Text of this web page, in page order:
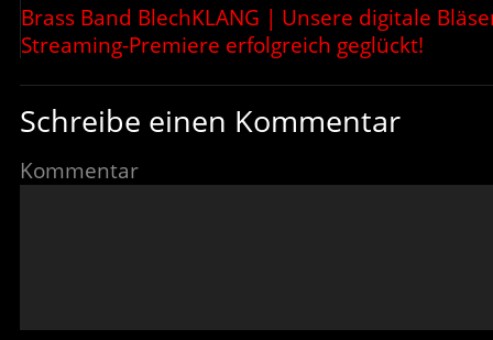
Brass Band BlechKLANG | Unsere digitale
Streaming-Premiere erfolgreich geglückt!
Schreibe einen Kommentar
Kommentar